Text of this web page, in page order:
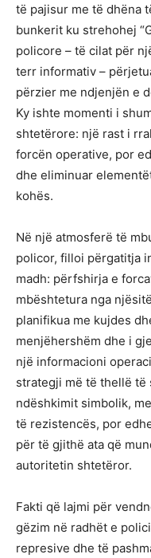
të pajisur me të dhëna
bunkerit ku strehohej
policore – të cilat për
terr informativ –
përzier me ndjenjën e
Ky ishte momenti i
shtetërore: një rast i
forcën operative, por
dhe eliminuar
kohës.
Në një atmosferë të
policor, filloi përgatitja
madh: përfshirja e
mbështetura nga
planifikua me kujdes
menjëhershëm dhe i
një informacioni
strategji më të thellë
ndëshkimit simbolik,
të rezistencës, por
për të gjithë ata që
autoritetin shtetëror.
Fakti që lajmi për
gëzim në radhët e
represive dhe të